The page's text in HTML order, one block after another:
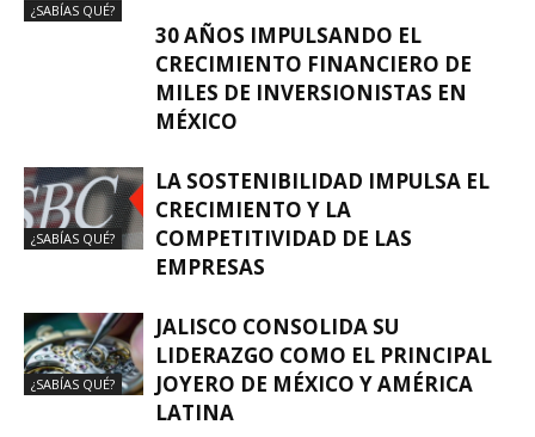
¿SABÍAS QUÉ?
30 AÑOS IMPULSANDO EL
CRECIMIENTO FINANCIERO DE
MILES DE INVERSIONISTAS EN
MÉXICO
¿SABÍAS QUÉ?
LA SOSTENIBILIDAD IMPULSA EL
CRECIMIENTO Y LA
COMPETITIVIDAD DE LAS
EMPRESAS
¿SABÍAS QUÉ?
JALISCO CONSOLIDA SU
LIDERAZGO COMO EL PRINCIPAL
JOYERO DE MÉXICO Y AMÉRICA
LATINA